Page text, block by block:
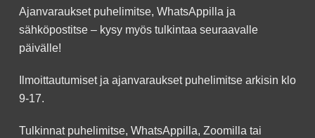
Ajanvaraukset puhelimitse, WhatsAppilla ja
sähköpostitse – kysy myös tulkintaa seuraavalle
päivälle!
Ilmoittautumiset ja ajanvaraukset puhelimitse arkisin klo
9-17.
Tulkinnat puhelimitse, WhatsAppilla, Zoomilla tai